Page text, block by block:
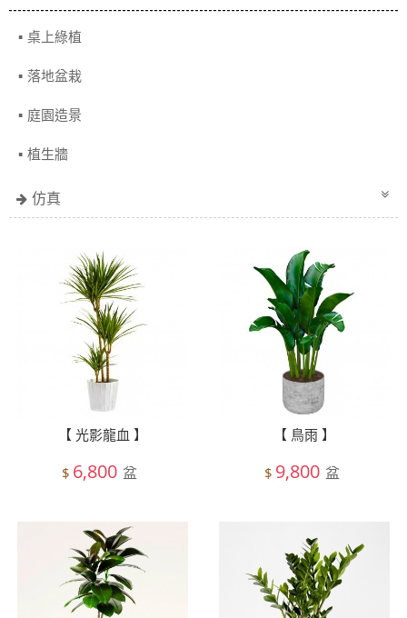
桌上綠植
落地盆栽
庭園造景
植生牆
仿真
【 光影龍血 】
$ 6,800 盆
【 鳥雨 】
$ 9,800 盆